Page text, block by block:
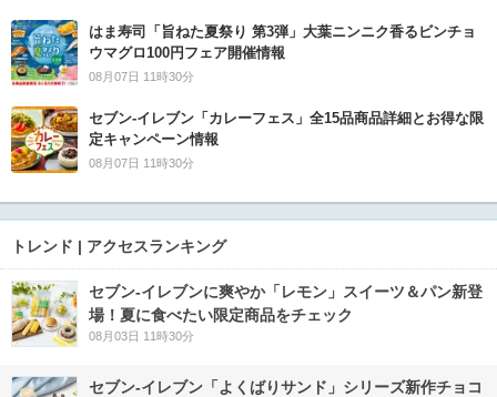
はま寿司「旨ねた夏祭り 第3弾」大葉ニンニク香るビンチョ
ウマグロ100円フェア開催情報
08月07日 11時30分
セブン‐イレブン「カレーフェス」全15品商品詳細とお得な限
定キャンペーン情報
08月07日 11時30分
トレンド | アクセスランキング
セブン‐イレブンに爽やか「レモン」スイーツ＆パン新登
場！夏に食べたい限定商品をチェック
08月03日 11時30分
セブン‐イレブン「よくばりサンド」シリーズ新作チョコ